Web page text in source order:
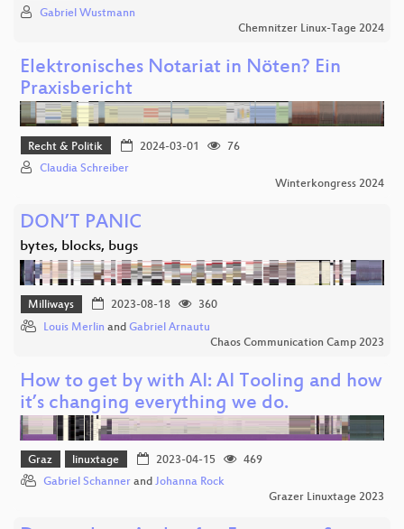
Gabriel Wustmann
Chemnitzer Linux-Tage 2024
Elektronisches Notariat in Nöten? Ein
Praxisbericht
Recht & Politik 2024-03-01
76
Claudia Schreiber
Winterkongress 2024
DON’T PANIC
bytes, blocks, bugs
Milliways 2023-08-18
360
Louis Merlin and Gabriel Arnautu
Chaos Communication Camp 2023
How to get by with AI: AI Tooling and how
it’s changing everything we do.
Graz linuxtage 2023-04-15
469
Gabriel Schanner and Johanna Rock
Grazer Linuxtage 2023